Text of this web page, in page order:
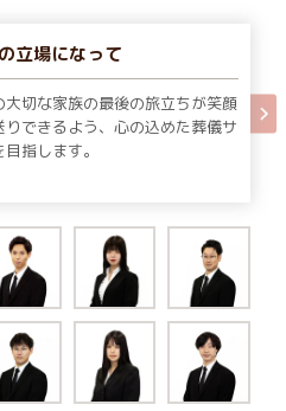
立場になって
大切な家族の最後の旅立ちが笑顔
りできるよう、心の込めた葬儀サ
指します。